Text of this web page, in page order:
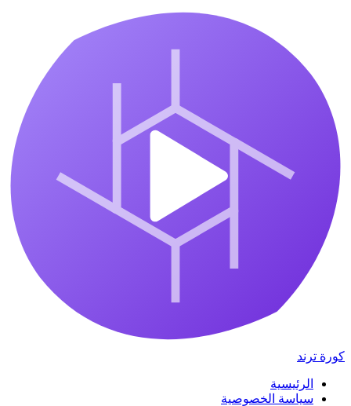
كورة ترند
الرئيسية
سياسة الخصوصية